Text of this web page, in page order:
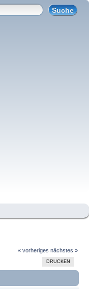
« vorheriges nächstes »
DRUCKEN